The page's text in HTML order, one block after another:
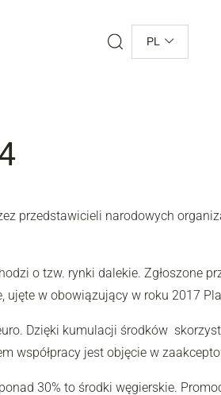
PL
przedstawicieli narodowych
o tzw. rynki dalekie. Zgłoszone
ujęte w obowiązujący w roku 2017
Dzięki kumulacji środków
współpracy jest objęcie w
30% to środki węgierskie.